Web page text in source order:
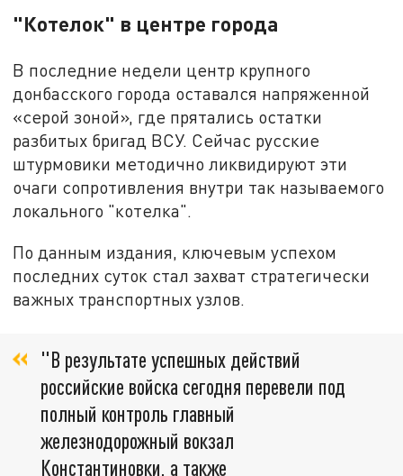
"Котелок" в центре города
В последние недели центр крупного
донбасского города оставался напряженной
«серой зоной», где прятались остатки
разбитых бригад ВСУ. Сейчас русские
штурмовики методично ликвидируют эти
очаги сопротивления внутри так называемого
локального "котелка".
По данным издания, ключевым успехом
последних суток стал захват стратегически
важных транспортных узлов.
"В результате успешных действий
российские войска сегодня перевели под
полный контроль главный
железнодорожный вокзал
Константиновки, а также